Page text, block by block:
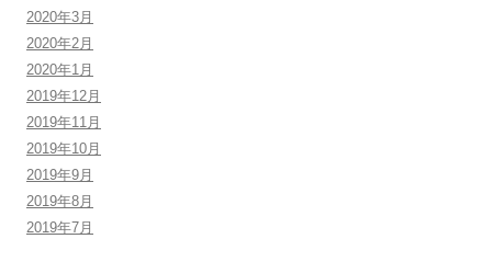
2020年3月
2020年2月
2020年1月
2019年12月
2019年11月
2019年10月
2019年9月
2019年8月
2019年7月